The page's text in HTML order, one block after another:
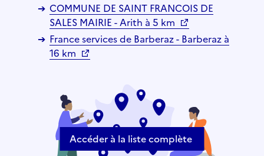
COMMUNE DE SAINT FRANCOIS DE
SALES MAIRIE - Arith à 5 km
France services de Barberaz - Barberaz à
16 km
Accéder à la liste complète